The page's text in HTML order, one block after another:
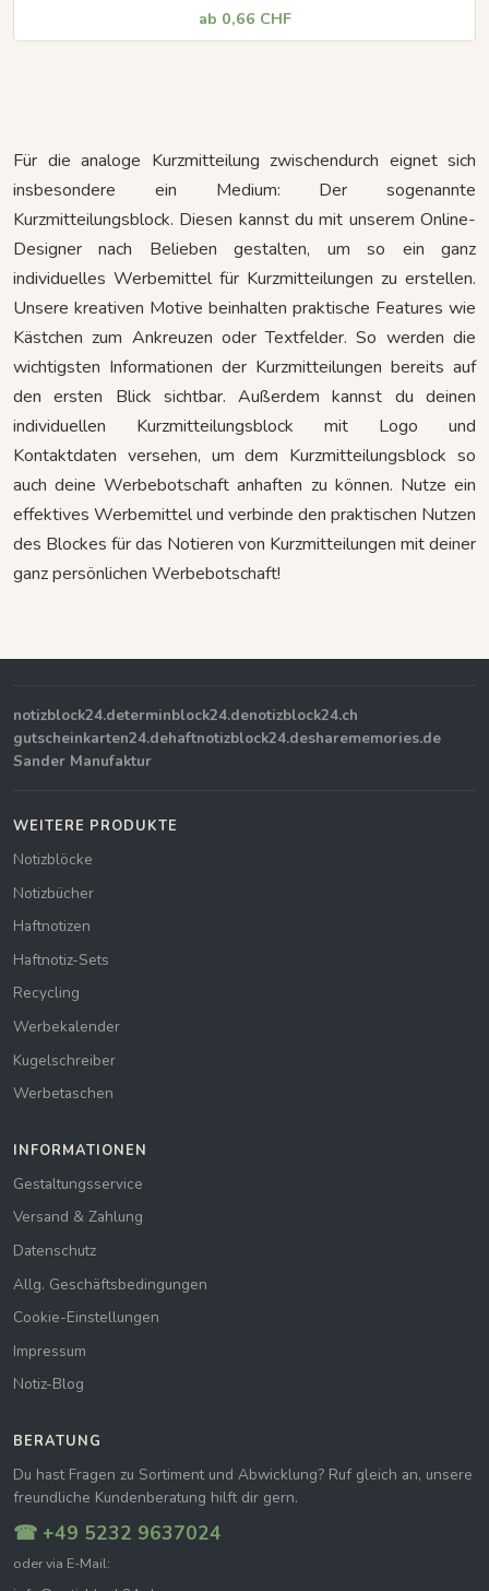
ab 0,66 CHF
Für die analoge Kurzmitteilung zwischendurch eignet sich
insbesondere ein Medium: Der sogenannte
Kurzmitteilungsblock. Diesen kannst du mit unserem Online-
Designer nach Belieben gestalten, um so ein ganz
individuelles Werbemittel für Kurzmitteilungen zu erstellen.
Unsere kreativen Motive beinhalten praktische Features wie
Kästchen zum Ankreuzen oder Textfelder. So werden die
wichtigsten Informationen der Kurzmitteilungen bereits auf
den ersten Blick sichtbar. Außerdem kannst du deinen
individuellen Kurzmitteilungsblock mit Logo und
Kontaktdaten versehen, um dem Kurzmitteilungsblock so
auch deine Werbebotschaft anhaften zu können. Nutze ein
effektives Werbemittel und verbinde den praktischen Nutzen
des Blockes für das Notieren von Kurzmitteilungen mit deiner
ganz persönlichen Werbebotschaft!
notizblock24.determinblock24.denotizblock24.ch
gutscheinkarten24.dehaftnotizblock24.desharememories.de
Sander Manufaktur
WEITERE PRODUKTE
Notizblöcke
Notizbücher
Haftnotizen
Haftnotiz-Sets
Recycling
Werbekalender
Kugelschreiber
Werbetaschen
INFORMATIONEN
Gestaltungsservice
Versand & Zahlung
Datenschutz
Allg. Geschäftsbedingungen
Cookie-Einstellungen
Impressum
Notiz-Blog
BERATUNG
Du hast Fragen zu Sortiment und Abwicklung? Ruf gleich an, unsere
freundliche Kundenberatung hilft dir gern.
☎ +49 5232 9637024
oder via E-Mail: